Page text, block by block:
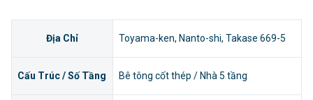
Địa Chỉ Toyama-ken, Nanto-shi, Takase 669-5
Cấu Trúc / Số Tầng Bê tông cốt thép / Nhà 5 tầng